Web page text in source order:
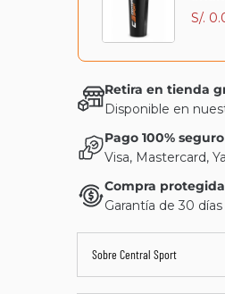
S/.
Retira en tienda
Disponible en
Pago 100% seguro
Visa, Mastercard,
Compra protegida
Garantía de 30
Sobre Central Sport